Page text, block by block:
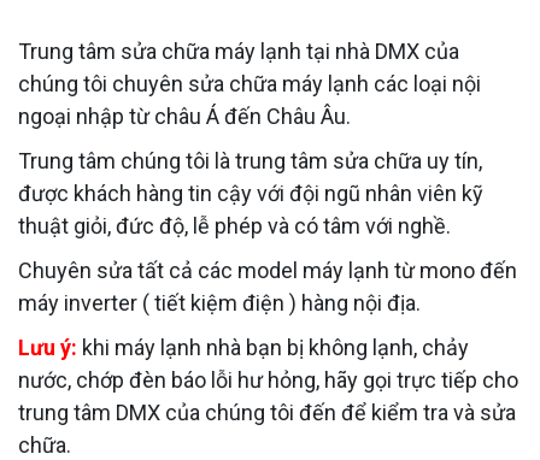
Trung tâm sửa chữa máy lạnh tại nhà DMX của
chúng tôi chuyên sửa chữa máy lạnh các loại nội
ngoại nhập từ châu Á đến Châu Âu.
Trung tâm chúng tôi là trung tâm sửa chữa uy tín,
được khách hàng tin cậy với đội ngũ nhân viên kỹ
thuật giỏi, đức độ, lễ phép và có tâm với nghề.
Chuyên sửa tất cả các model máy lạnh từ mono đến
máy inverter ( tiết kiệm điện ) hàng nội địa.
Lưu ý: khi máy lạnh nhà bạn bị không lạnh, chảy
nước, chớp đèn báo lỗi hư hỏng, hãy gọi trực tiếp cho
trung tâm DMX của chúng tôi đến để kiểm tra và sửa
chữa.